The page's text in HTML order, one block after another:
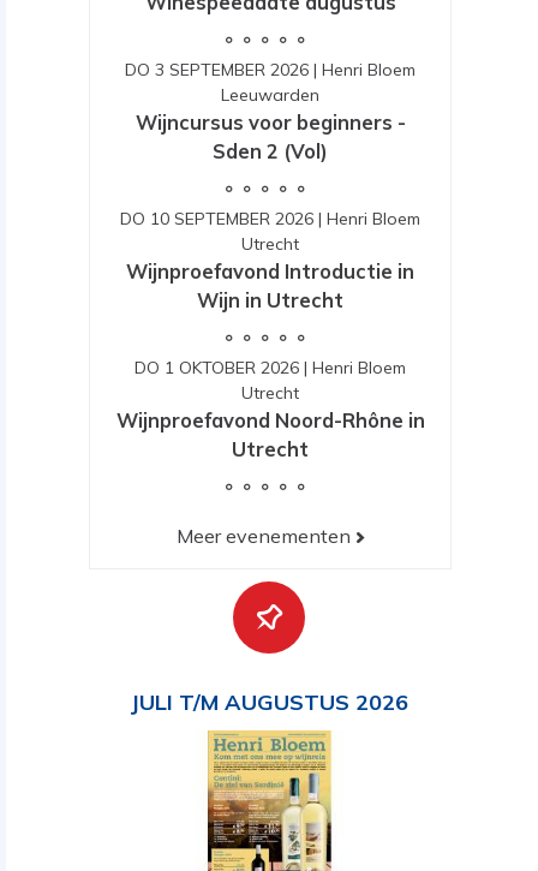
DO 3 SEPTEMBER 2026 | Henri Bloem
Leeuwarden
Wijncursus voor beginners -
Sden 2 (Vol)
DO 10 SEPTEMBER 2026 | Henri Bloem
Utrecht
Wijnproefavond Introductie in
Wijn in Utrecht
DO 1 OKTOBER 2026 | Henri Bloem
Utrecht
Wijnproefavond Noord-Rhône in
Utrecht
Meer evenementen
JULI T/M AUGUSTUS 2026